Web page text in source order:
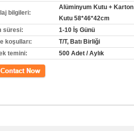
bilgileri:
Alüminyum Kutu + Karton
Kutu 58*46*42cm
süresi:
1-10 İş Günü
koşulları:
T/T, Batı Birliği
temini:
500 Adet / Aylık